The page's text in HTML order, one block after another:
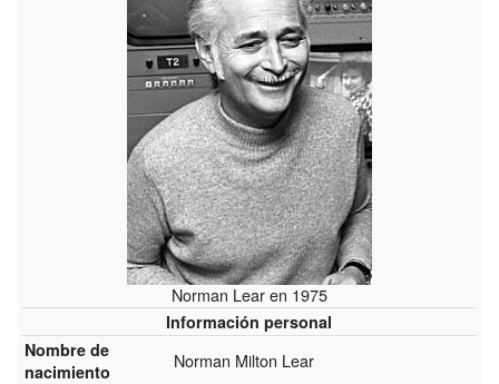
Norman Lear en 1975
Información personal
Nombre de
nacimiento
Norman Milton Lear